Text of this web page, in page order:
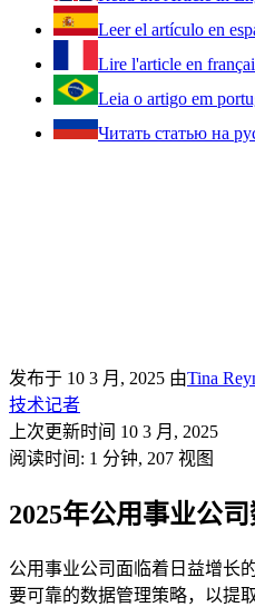
Leer el artículo en
Lire l'article en
Leia o artigo em
Читать статью на
发布于 10 3 月, 2025 由Tina
技术记者
上次更新时间 10 3 月, 2025
阅读时间: 1 分钟, 207 视图
2025年公用事业公
公用事业公司面临着日益增长
要可靠的数据管理策略，以提